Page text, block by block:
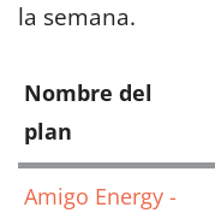
la semana.
Nombre del
plan
Amigo Energy -